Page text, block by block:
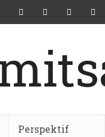
Perspektif